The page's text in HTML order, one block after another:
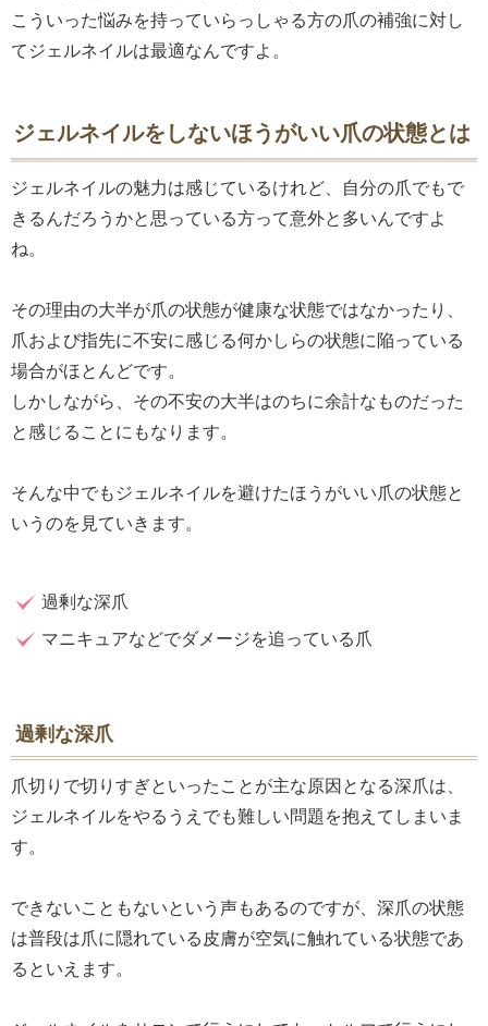
こういった悩みを持っていらっしゃる方の爪の補強に対し
てジェルネイルは最適なんですよ。
ジェルネイルをしないほうがいい爪の状態とは
ジェルネイルの魅力は感じているけれど、自分の爪でもで
きるんだろうかと思っている方って意外と多いんですよ
ね。
その理由の大半が爪の状態が健康な状態ではなかったり、
爪および指先に不安に感じる何かしらの状態に陥っている
場合がほとんどです。
しかしながら、その不安の大半はのちに余計なものだった
と感じることにもなります。
そんな中でもジェルネイルを避けたほうがいい爪の状態と
いうのを見ていきます。
過剰な深爪
マニキュアなどでダメージを追っている爪
過剰な深爪
爪切りで切りすぎといったことが主な原因となる深爪は、
ジェルネイルをやるうえでも難しい問題を抱えてしまいま
す。
できないこともないという声もあるのですが、深爪の状態
は普段は爪に隠れている皮膚が空気に触れている状態であ
るといえます。